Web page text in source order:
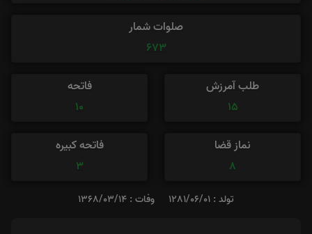
صلوات شمار
673
طلب آمرزش
15
فاتحه
10
نماز قضا
8
فاتحه کبیره
3
تولد : 1281/06/01 وفات : 1368/03/14